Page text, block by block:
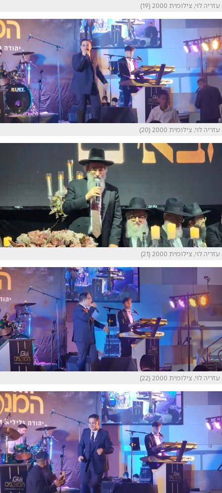
עזריה לוי, צילומית 2000 (19)
עזריה לוי, צילומית 2000 (20)
עזריה לוי, צילומית 2000 (21)
עזריה לוי, צילומית 2000 (22)